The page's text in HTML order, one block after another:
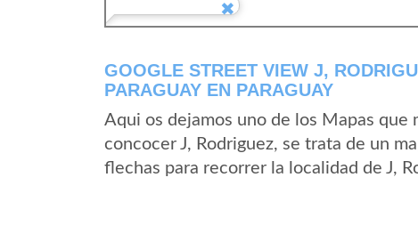
GOOGLE STREET VIEW J,
PARAGUAY EN PARAGUAY
Aqui os dejamos uno de los Mapas que
concocer J, Rodriguez, se trata de un
flechas para recorrer la localidad de J,